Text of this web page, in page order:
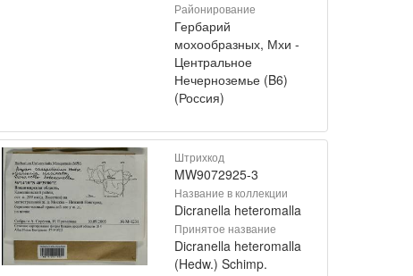
Районирование
Гербарий
мохообразных, Мхи -
Центральное
Нечерноземье (B6)
(Россия)
Штрихкод
MW9072925-3
Название в коллекции
Dicranella heteromalla
Принятое название
Dicranella heteromalla
(Hedw.) Schimp.